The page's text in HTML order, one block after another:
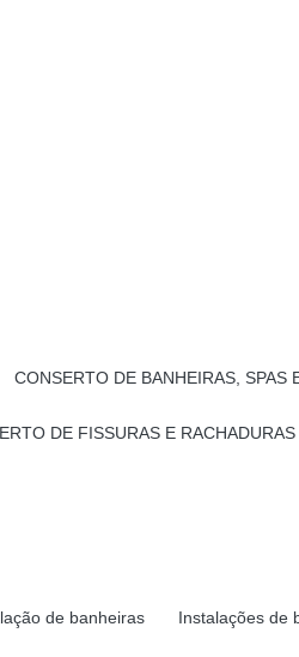
CONSERTO DE BANHEIRAS, SPAS
DE FISSURAS E RACHADURAS
de banheiras Instalações de